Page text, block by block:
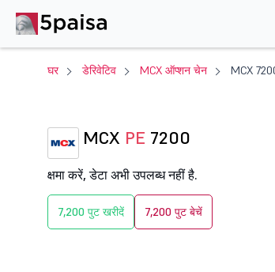
घर डेरिवेटिव MCX ऑप्शन चेन MCX
MCX PE 7200
क्षमा करें, डेटा अभी उपलब्ध नहीं है.
7,200 पुट खरीदें 7,200 पुट बेचें